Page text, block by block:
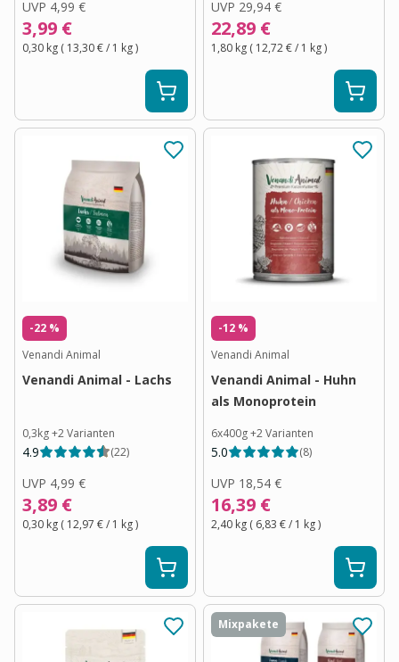
UVP 4,99 €
3,99 €
0,30 kg ( 13,30 €/ 1 kg)
UVP 29,94 €
22,89 €
1,80 kg ( 12,72 €/ 1 kg)
-22 %
Venandi Animal
Venandi Animal - Lachs
0,3kg+2Varianten
4.9 (22)
UVP 4,99 €
3,89 €
0,30 kg ( 12,97 €/ 1 kg)
-12 %
Venandi Animal
Venandi Animal - Huhn
als Monoprotein
6x400g+2Varianten
5.0 (8)
UVP 18,54 €
16,39 €
2,40 kg ( 6,83 €/ 1 kg)
Mixpakete